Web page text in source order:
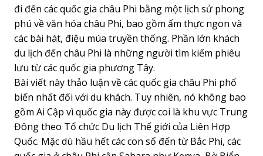
đi đến các quốc gia châu Phi bằng một lịch sử phong
phú về văn hóa châu Phi, bao gồm ẩm thực ngon và
các bài hát, điệu múa truyền thống. Phần lớn khách
du lịch đến châu Phi là những người tìm kiếm phiêu
lưu từ các quốc gia phương Tây.
Bài viết này thảo luận về các quốc gia châu Phi phổ
biến nhất đối với du khách. Tuy nhiên, nó không bao
gồm Ai Cập vì quốc gia này được coi là khu vực Trung
Đông theo Tổ chức Du lịch Thế giới của Liên Hợp
Quốc. Mặc dù hầu hết các con số đến từ Bắc Phi, các